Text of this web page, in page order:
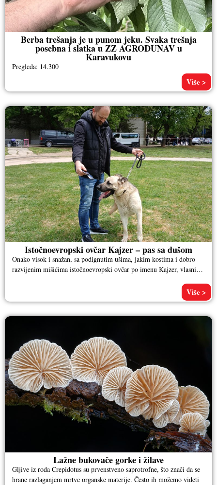
Berba trešanja je u punom jeku. Svaka trešnja
posebna i slatka u ZZ AGRODUNAV u
Karavukovu
Pregleda: 14.300
Više >
Istočnoevropski ovčar Kajzer – pas sa dušom
Onako visok i snažan, sa podignutim ušima, jakim kostima i dobro
razvijenim mišićima istočnoevropski ovčar po imenu Kajzer, vlasnika
Više >
Lažne bukovače gorke i žilave
Gljive iz roda Crepidotus su prvenstveno saprotrofne, što znači da se
hrane razlaganjem mrtve organske materije. Često ih možemo videti